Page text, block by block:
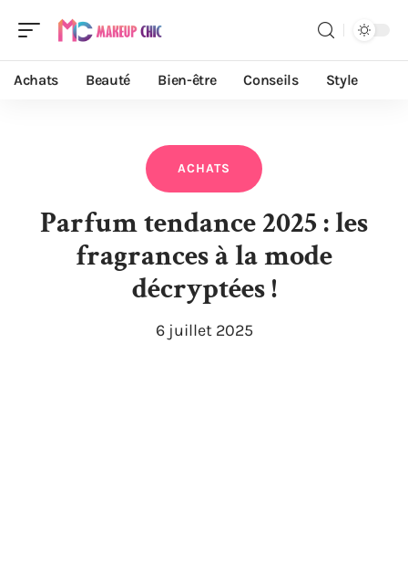
Achats Beauté Bien-être Conseils Style
ACHATS
Parfum tendance 2025 : les
fragrances à la mode
décryptées !
6 juillet 2025